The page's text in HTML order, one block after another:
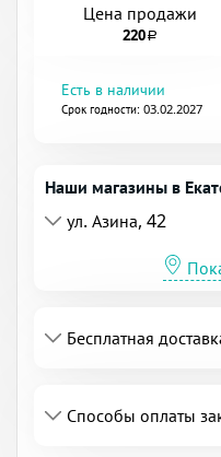
Цена продажи
220a
Есть в наличии
Срок годности: 03.02.2027
Наши магазины в
ул. Азина, 42
Бесплатная
Способы оплаты